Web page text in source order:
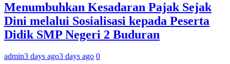
Menumbuhkan Kesadaran Pajak Sejak
Dini melalui Sosialisasi kepada Peserta
Didik SMP Negeri 2 Buduran
admin3 days ago3 days ago 0